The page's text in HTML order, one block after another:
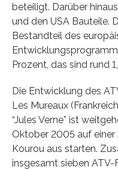
beteiligt. Darüber
und den USA Bauteile.
Bestandteil des
Prozent, das sind rund
Die Entwicklung des
Les Mureaux
“Jules Verne” ist
Oktober 2005 auf einer
Kourou aus starten.
insgesamt sieben